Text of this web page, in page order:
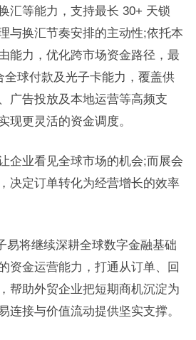
汇等能力，支持最长 30+ 天锁
与换汇节奏安排的主动性;依托本
能力，优化跨市场资金路径，最
全球付款及光子卡能力，覆盖供
广告投放及本地运营等高频支
现更灵活的资金调度。
企业看见全球市场的机会;而展会
决定订单转化为经营增长的效率
易将继续深耕全球数字金融基础
资金运营能力，打通从订单、回
帮助外贸企业把短期商机沉淀为
连接与价值流动提供坚实支撑。